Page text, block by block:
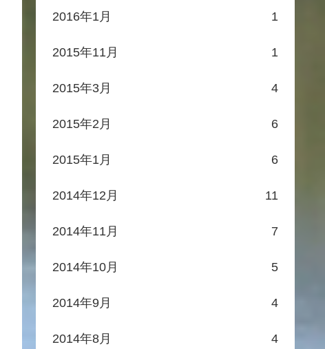
2016年1月 1
2015年11月 1
2015年3月 4
2015年2月 6
2015年1月 6
2014年12月 11
2014年11月 7
2014年10月 5
2014年9月 4
2014年8月 4